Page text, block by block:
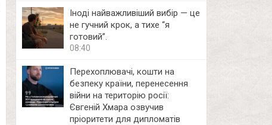
Іноді найважливіший вибір — це
не гучний крок, а тихе “я
готовий”.
08:40
Перехоплювачі, кошти на
безпеку країни, перенесення
війни на територію росії:
Євгеній Хмара озвучив
пріоритети для дипломатів